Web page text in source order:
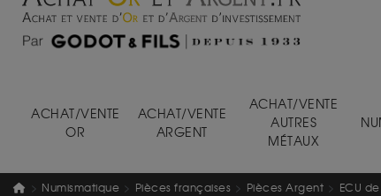
ACHAT/VENTE
OR
ACHAT/VENTE
ARGENT
ACHAT/VENTE
AUTRES
MÉTAUX
Numismatique Pièces françaises Pièces Argent ECU